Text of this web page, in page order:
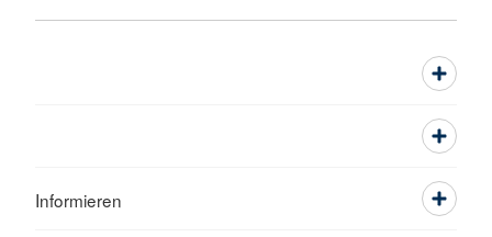
Informieren